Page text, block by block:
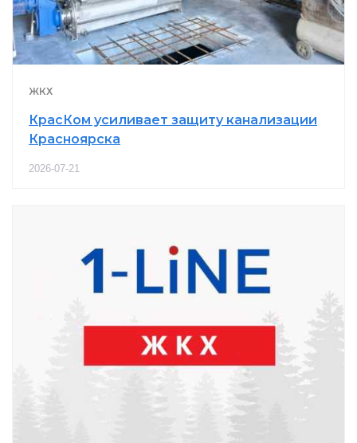
ЖКХ
КрасКом усиливает защиту канализации
Красноярска
2026-07-21